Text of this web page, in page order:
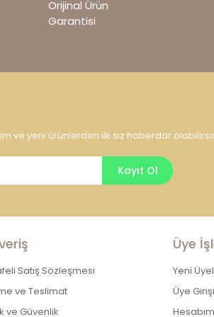
Orijinal Ürün
Garantisi
ve yeni ürünlerden ilk siz haberdar
Kayıt Ol
Satış Sözleşmesi
ve Teslimat
ve Güvenlik
Üye
Yeni
Üye Girişi
Hesabım